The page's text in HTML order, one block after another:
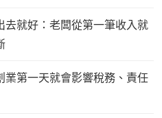
就好：老闆從第一筆收入就
第一天就會影響稅務、責任